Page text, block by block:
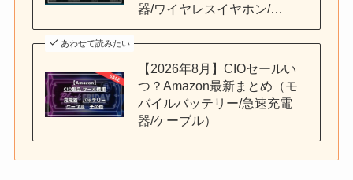
器/ワイヤレスイヤホン/…
あわせて読みたい
【2026年8月】CIOセールい
つ？Amazon最新まとめ（モ
バイルバッテリー/急速充電
器/ケーブル）